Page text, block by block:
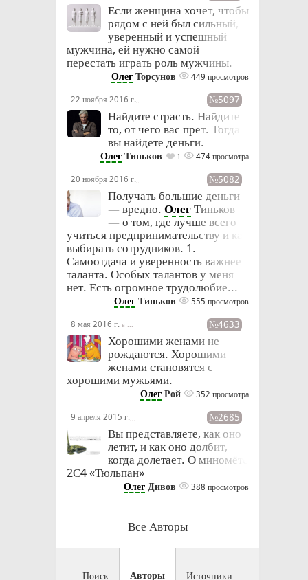
Если женщина хочет, чтобы
рядом с ней был сильный,
уверенный и успешный
мужчина, ей нужно самой
перестать играть роль мужчины.
ОлегТорсунов 449 просмотров
22 ноября 2016 г.в 14:10 №5097
Найдите страсть. Найдите
то, от чего вас прет. Тогда
вы найдете деньги.
ОлегТиньков 1 474 просмотра
20 ноября 2016 г.в 09:19 №5082
Получать большие деньги
— вредно. ОлегТиньков
— о том, где лучше всего
учиться предпринимательству и как
выбирать сотрудников. 1.
Самоотдача и уверенность важнее
таланта. Особых талантов у меня
нет. Есть огромное трудолюбие...
ОлегТиньков 555 просмотров
8 мая 2016 г. №4633
Хорошими женами не
рождаются. Хорошими
женами становятся с
хорошими мужьями.
ОлегРой 352 просмотра
9 апреля 2015 г.в 14:24 №2685
Вы представляете, как оно
летит, и как оно долбит,
когда долетает. О миномёте
2С4 «Тюльпан»
ОлегДивов 388 просмотров
Все Авторы
Поиск Авторы Источники